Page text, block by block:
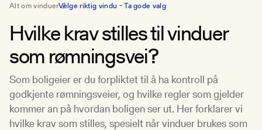
Alt om vinduerVelge riktig vindu - Ta gode valg
Hvilke krav stilles til vinduer
som rømningsvei?
Som boligeier er du forpliktet til å ha kontroll på
godkjente rømningsveier, og hvilke regler som gjelder
kommer an på hvordan boligen ser ut. Her forklarer vi
hvilke krav som stilles, spesielt når vinduer brukes som